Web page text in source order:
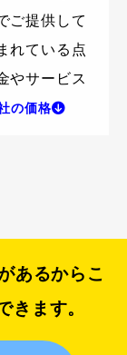
ご提供して
れている点
やサービス
の価格
あるからこ
きます。